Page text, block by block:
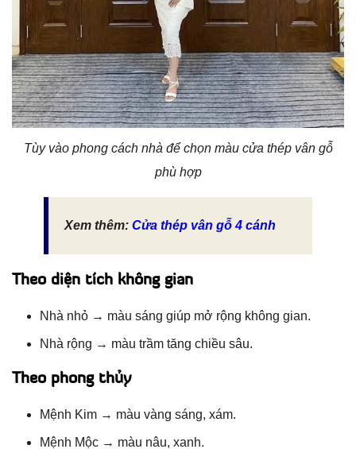
Tùy vào phong cách nhà để chọn màu cửa thép vân gỗ
phù hợp
Xem thêm: Cửa thép vân gỗ 4 cánh
Theo diện tích không gian
Nhà nhỏ → màu sáng giúp mở rộng không gian.
Nhà rộng → màu trầm tăng chiều sâu.
Theo phong thủy
Mệnh Kim → màu vàng sáng, xám.
Mệnh Mộc → màu nâu, xanh.